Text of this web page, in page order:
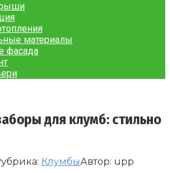
материалы
фасада
для клумб: стильно
КлумбыАвтор: upp